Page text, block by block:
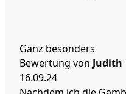
Ganz besonders
Bewertung von Judith
16.09.24